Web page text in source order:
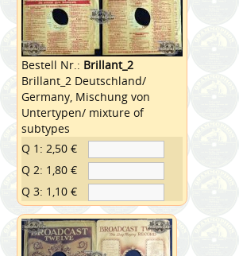
Bestell Nr.: Brillant_2
Brillant_2 Deutschland/
Germany, Mischung von
Untertypen/ mixture of
subtypes
Q 1: 2,50 €
Q 2: 1,80 €
Q 3: 1,10 €